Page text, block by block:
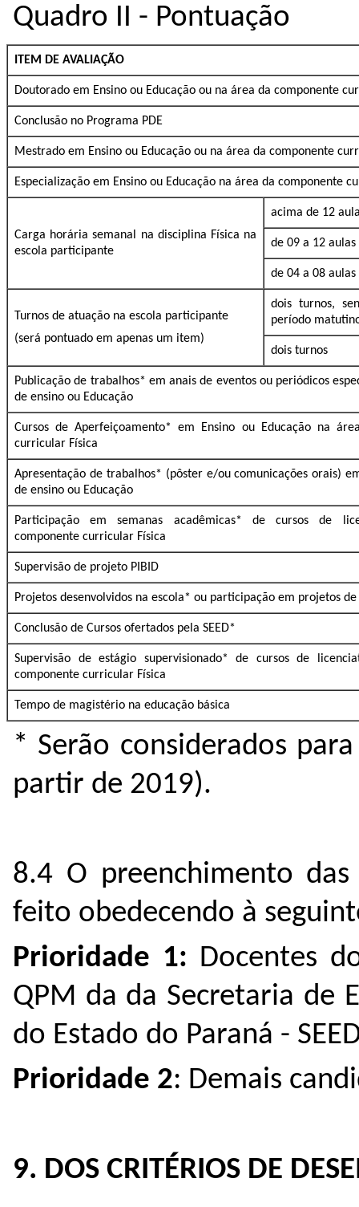
Quadro II - Pontuação
ITEM DE AVALIAÇÃO
Doutorado em Ensino ou Educação ou na área da componente
Conclusão no Programa PDE
Mestrado em Ensino ou Educação ou na área da componente
Especialização em Ensino ou Educação na área da componente
Carga horária semanal na disciplina Física na
escola participante
acima de 12
de 09 a 12 aulas
de 04 a 08 aulas
Turnos de atuação na escola participante
(será pontuado em apenas um item)
dois turnos,
período
dois turnos
Publicação de trabalhos* em anais de eventos ou periódicos
de ensino ou Educação
Cursos de Aperfeiçoamento* em Ensino ou Educação na
curricular Física
Apresentação de trabalhos* (pôster e/ou comunicações orais)
de ensino ou Educação
Participação em semanas acadêmicas* de cursos de
componente curricular Física
Supervisão de projeto PIBID
Projetos desenvolvidos na escola* ou participação em projetos
Conclusão de Cursos ofertados pela SEED*
Supervisão de estágio supervisionado* de cursos de
componente curricular Física
Tempo de magistério na educação básica
* Serão considerados
partir de 2019).
8.4 O preenchimento
feito obedecendo à
Prioridade 1: Docentes
QPM da da Secretaria de
do Estado do Paraná -
Prioridade 2: Demais
9. DOS CRITÉRIOS DE